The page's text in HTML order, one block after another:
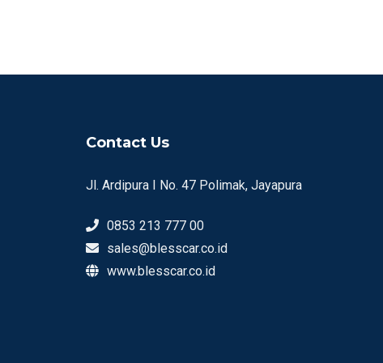
Contact Us
Jl. Ardipura I No. 47 Polimak, Jayapura
0853 213 777 00
sales@blesscar.co.id
www.blesscar.co.id